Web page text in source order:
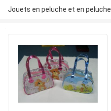
Jouets en peluche et en peluche